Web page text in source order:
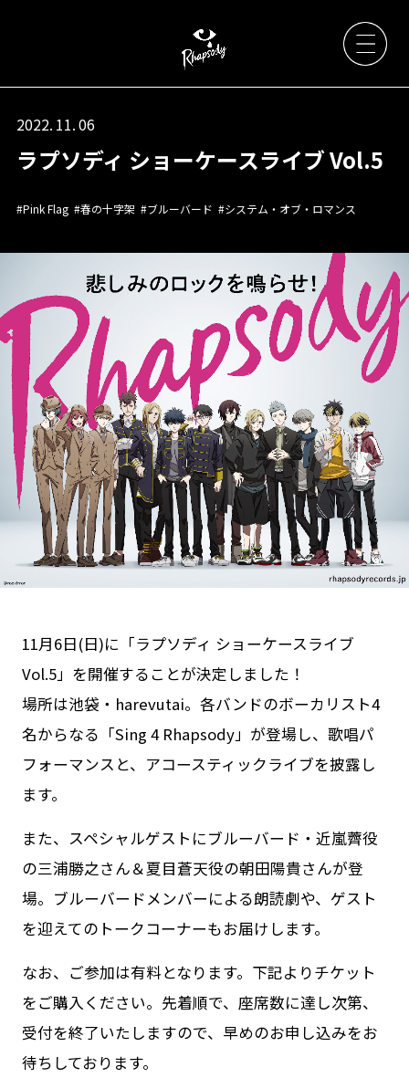
Live / Event
Discography
Goods
Cast / Staff
About
2022. 11. 06
ラプソディ ショーケースライブ Vol.5
#Pink Flag #春の十字架 #ブルーバード #システム・オブ・ロマンス
11月6日(日)に「ラプソディ ショーケースライブ
Vol.5」を開催することが決定しました！
場所は池袋・harevutai。各バンドのボーカリスト4
名からなる「Sing 4 Rhapsody」が登場し、歌唱パ
フォーマンスと、アコースティックライブを披露し
ます。
また、スペシャルゲストにブルーバード・近嵐薺役
の三浦勝之さん＆夏目蒼天役の朝田陽貴さんが登
場。ブルーバードメンバーによる朗読劇や、ゲスト
を迎えてのトークコーナーもお届けします。
なお、ご参加は有料となります。下記よりチケット
をご購入ください。先着順で、座席数に達し次第、
受付を終了いたしますので、早めのお申し込みをお
待ちしております。